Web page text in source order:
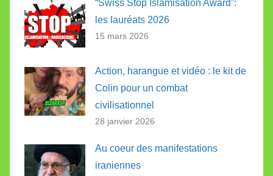
“Swiss Stop Islamisation Award”:
les lauréats 2026
15 mars 2026
Action, harangue et vidéo : le kit de
Colin pour un combat
civilisationnel
28 janvier 2026
Au coeur des manifestations
iraniennes